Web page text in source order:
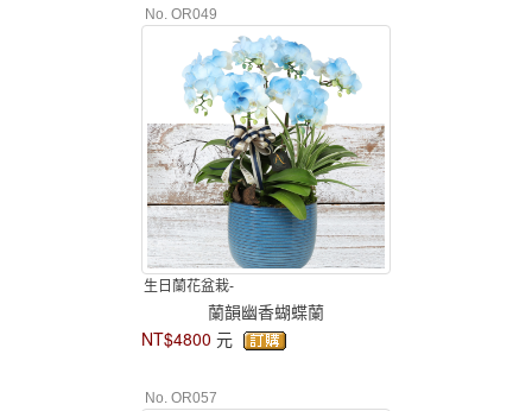
No. OR049
生日蘭花盆栽-
蘭韻幽香蝴蝶蘭
NT$4800 元
No. OR057